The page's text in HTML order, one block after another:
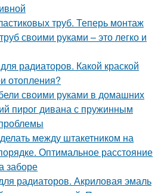
труб. Теперь монтаж
своими руками – это легко и
радиаторов. Какой краской
отопления?
своими руками в домашних
пирог дивана с пружинным
между штакетником на
Оптимальное расстояние
заборе
радиаторов. Акриловая эмаль